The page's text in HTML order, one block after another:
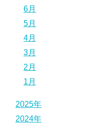
6月
5月
4月
3月
2月
1月
2025年
2024年